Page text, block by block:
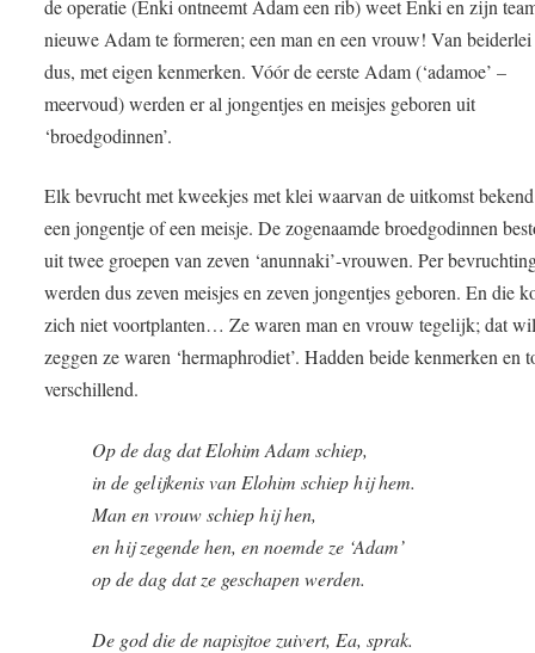
de operatie (Enki ontneemt Adam een rib) weet Enki en zijn
nieuwe Adam te formeren; een man en een vrouw! Van
dus, met eigen kenmerken. Vóór de eerste Adam (‘adamoe’ –
meervoud) werden er al jongentjes en meisjes geboren uit
‘broedgodinnen’.
Elk bevrucht met kweekjes met klei waarvan de uitkomst
een jongentje of een meisje. De zogenaamde broedgodinnen
uit twee groepen van zeven ‘anunnaki’-vrouwen. Per
werden dus zeven meisjes en zeven jongentjes geboren. En die
zich niet voortplanten… Ze waren man en vrouw tegelijk; dat
zeggen ze waren ‘hermaphrodiet’. Hadden beide kenmerken en
verschillend.
Op de dag dat Elohim Adam schiep,
in de gelijkenis van Elohim schiep hij hem.
Man en vrouw schiep hij hen,
en hij zegende hen, en noemde ze ‘Adam’
op de dag dat ze geschapen werden.
De god die de napisjtoe zuivert, Ea, sprak.